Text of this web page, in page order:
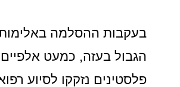
בעקבות ההסלמה
הגבול בעזה, כמעט אלפיים
פלסטינים נזקקו לסיוע